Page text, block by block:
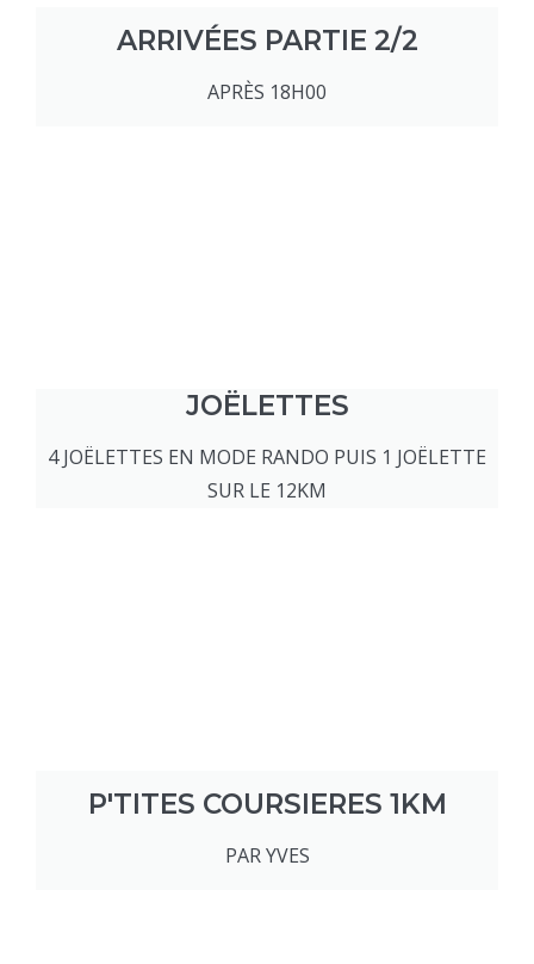
ARRIVÉES PARTIE 2/2
APRÈS 18H00
JOËLETTES
4 JOËLETTES EN MODE RANDO PUIS 1 JOËLETTE
SUR LE 12KM
P'TITES COURSIERES 1KM
PAR YVES